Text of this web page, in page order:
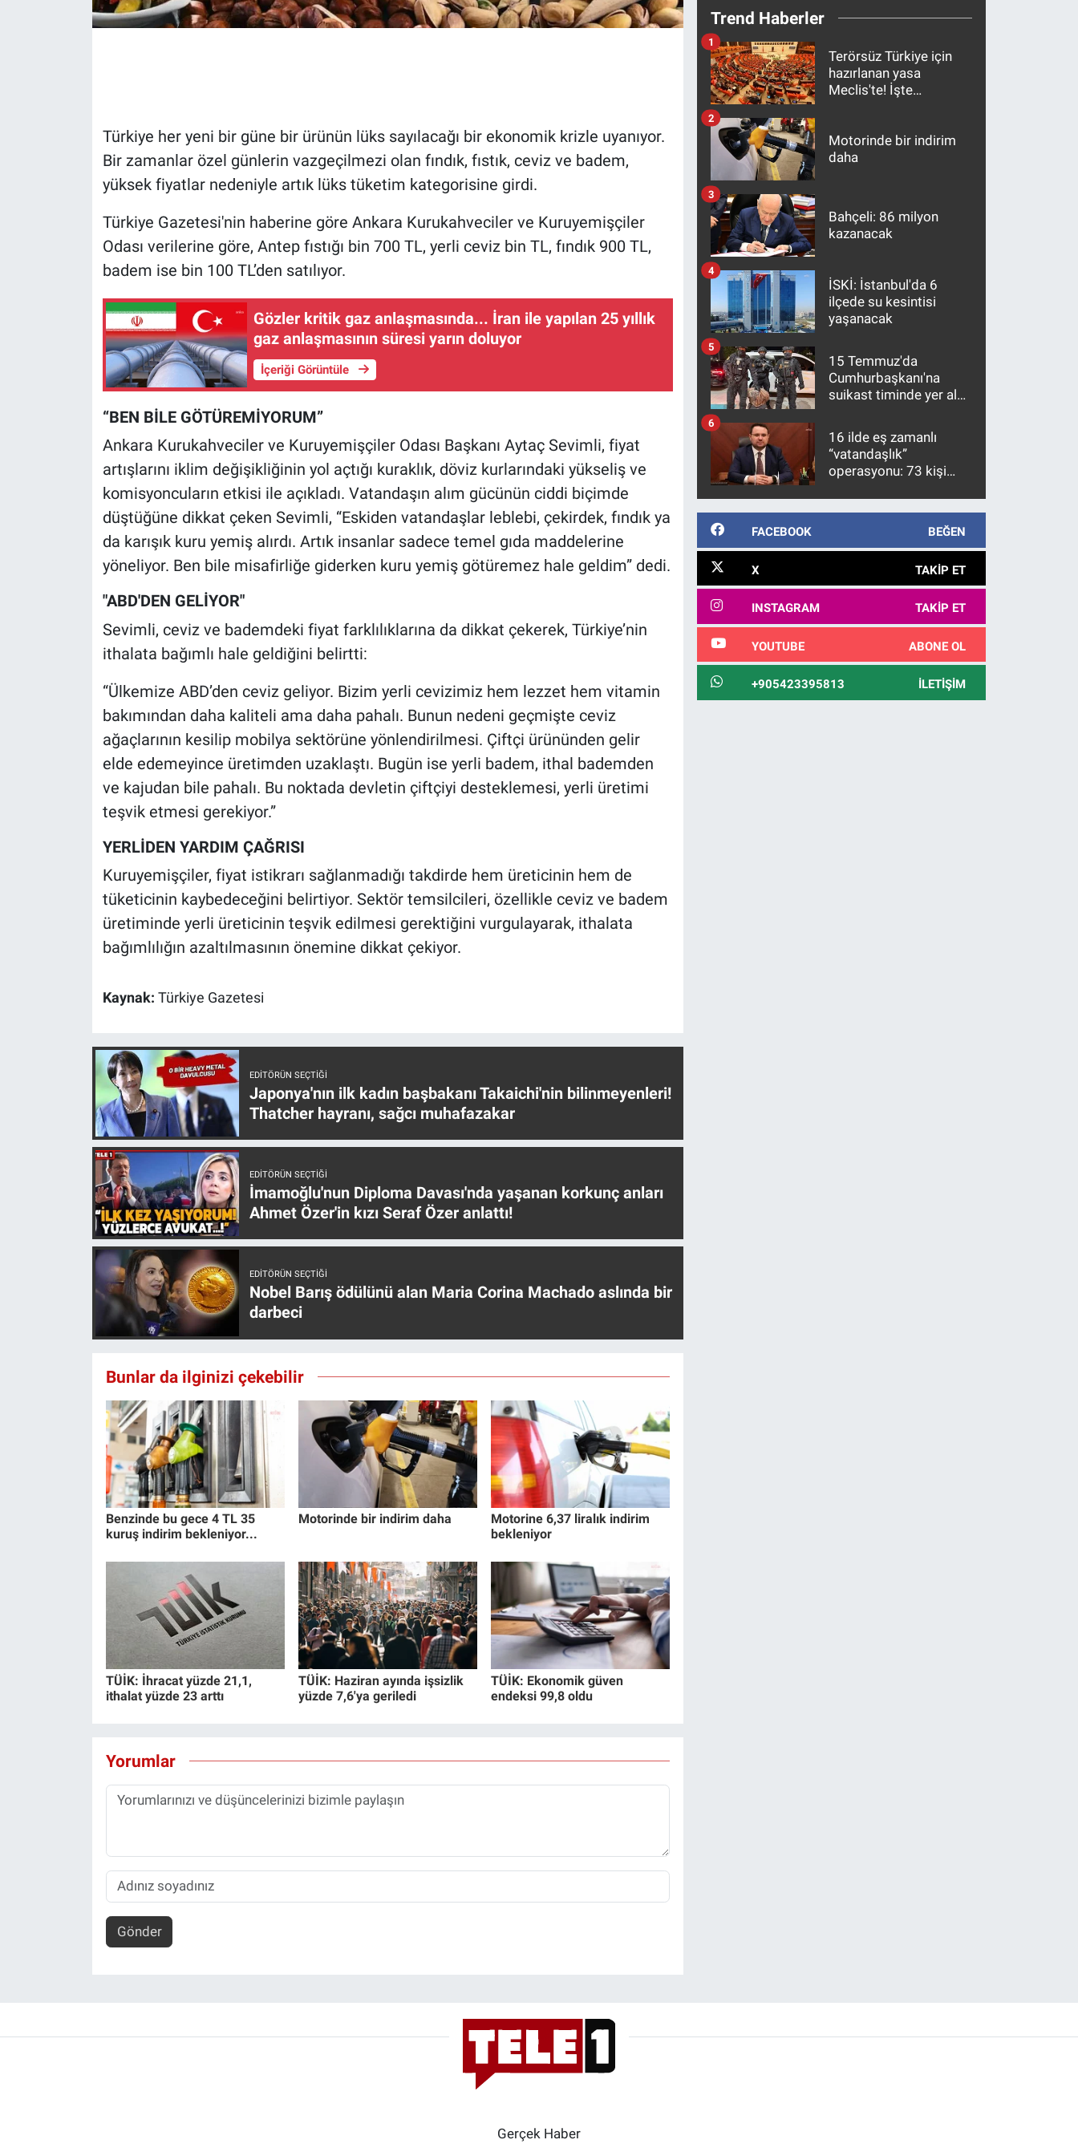
Türkiye her yeni bir güne bir ürünün lüks sayılacağı bir ekonomik krizle uyanıyor.
Bir zamanlar özel günlerin vazgeçilmezi olan fındık, fıstık, ceviz ve badem,
yüksek fiyatlar nedeniyle artık lüks tüketim kategorisine girdi.
Türkiye Gazetesi'nin haberine göre Ankara Kurukahveciler ve Kuruyemişçiler
Odası verilerine göre, Antep fıstığı bin 700 TL, yerli ceviz bin TL, fındık 900 TL,
badem ise bin 100 TL’den satılıyor.
Gözler kritik gaz anlaşmasında... İran ile yapılan 25 yıllık
gaz anlaşmasının süresi yarın doluyor
İçeriği Görüntüle
“BEN BİLE GÖTÜREMİYORUM”
Ankara Kurukahveciler ve Kuruyemişçiler Odası Başkanı Aytaç Sevimli, fiyat
artışlarını iklim değişikliğinin yol açtığı kuraklık, döviz kurlarındaki yükseliş ve
komisyoncuların etkisi ile açıkladı. Vatandaşın alım gücünün ciddi biçimde
düştüğüne dikkat çeken Sevimli, “Eskiden vatandaşlar leblebi, çekirdek, fındık ya
da karışık kuru yemiş alırdı. Artık insanlar sadece temel gıda maddelerine
yöneliyor. Ben bile misafirliğe giderken kuru yemiş götüremez hale geldim” dedi.
"ABD'DEN GELİYOR"
Sevimli, ceviz ve bademdeki fiyat farklılıklarına da dikkat çekerek, Türkiye’nin
ithalata bağımlı hale geldiğini belirtti:
“Ülkemize ABD’den ceviz geliyor. Bizim yerli cevizimiz hem lezzet hem vitamin
bakımından daha kaliteli ama daha pahalı. Bunun nedeni geçmişte ceviz
ağaçlarının kesilip mobilya sektörüne yönlendirilmesi. Çiftçi ürününden gelir
elde edemeyince üretimden uzaklaştı. Bugün ise yerli badem, ithal bademden
ve kajudan bile pahalı. Bu noktada devletin çiftçiyi desteklemesi, yerli üretimi
teşvik etmesi gerekiyor.”
YERLİDEN YARDIM ÇAĞRISI
Kuruyemişçiler, fiyat istikrarı sağlanmadığı takdirde hem üreticinin hem de
tüketicinin kaybedeceğini belirtiyor. Sektör temsilcileri, özellikle ceviz ve badem
üretiminde yerli üreticinin teşvik edilmesi gerektiğini vurgulayarak, ithalata
bağımlılığın azaltılmasının önemine dikkat çekiyor.
Kaynak: Türkiye Gazetesi
EDITÖRÜN SEÇTIĞI
Japonya'nın ilk kadın başbakanı Takaichi'nin bilinmeyenleri!
Thatcher hayranı, sağcı muhafazakar
EDITÖRÜN SEÇTIĞI
İmamoğlu'nun Diploma Davası'nda yaşanan korkunç anları
Ahmet Özer'in kızı Seraf Özer anlattı!
EDITÖRÜN SEÇTIĞI
Nobel Barış ödülünü alan Maria Corina Machado aslında bir
darbeci
Bunlar da ilginizi çekebilir
Benzinde bu gece 4 TL 35
kuruş indirim bekleniyor...
Motorinde bir indirim daha
Motorine 6,37 liralık indirim
bekleniyor
TÜİK: İhracat yüzde 21,1,
ithalat yüzde 23 arttı
TÜİK: Haziran ayında işsizlik
yüzde 7,6'ya geriledi
TÜİK: Ekonomik güven
endeksi 99,8 oldu
Yorumlar
Gönder
Trend Haberler
Terörsüz Türkiye için
hazırlanan yasa
Meclis'te! İşte
1
Motorinde bir indirim
daha
2
Bahçeli: 86 milyon
kazanacak
3
İSKİ: İstanbul'da 6
ilçede su kesintisi
yaşanacak
4
15 Temmuz'da
Cumhurbaşkanı'na
suikast timinde yer alan
10 yıl sonra yakalandı
5
16 ilde eş zamanlı
“vatandaşlık”
operasyonu: 73 kişi
6
FACEBOOK BEĞEN
X TAKIP ET
INSTAGRAM TAKIP ET
YOUTUBE ABONE OL
+905423395813 İLETIŞIM
Gerçek Haber
Koronavirüs
Ne demişti
Programlar
Teknoloji
Türkiye'nin Geleceği
Türkiye'nin Gündemi
Yerel Gündem
Yerel Yaşam
Canlı Yayın